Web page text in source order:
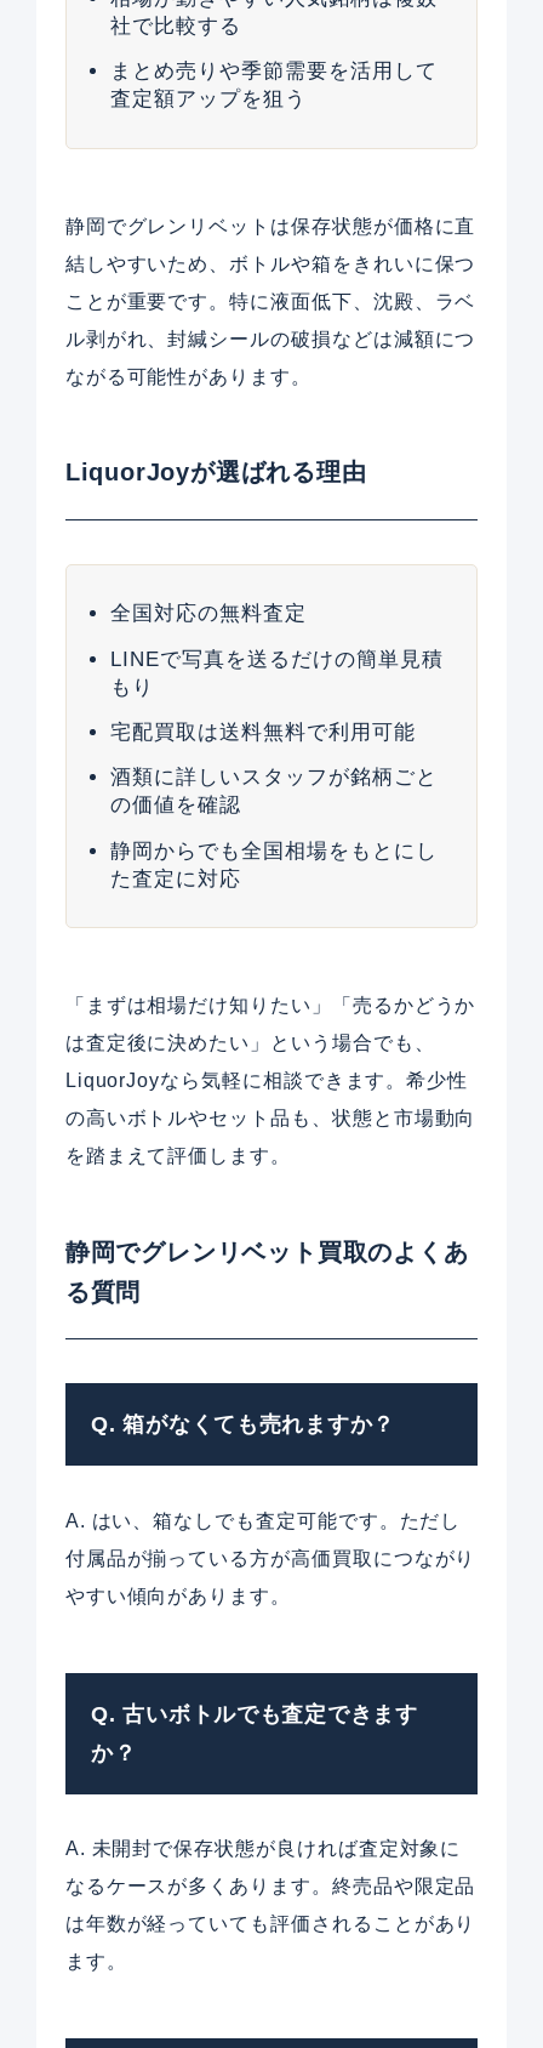
社で比較する
まとめ売りや季節需要を活用して
査定額アップを狙う
静岡でグレンリベットは保存状態が価格に直
結しやすいため、ボトルや箱をきれいに保つ
ことが重要です。特に液面低下、沈殿、ラベ
ル剥がれ、封緘シールの破損などは減額につ
ながる可能性があります。
LiquorJoyが選ばれる理由
全国対応の無料査定
LINEで写真を送るだけの簡単見積
もり
宅配買取は送料無料で利用可能
酒類に詳しいスタッフが銘柄ごと
の価値を確認
静岡からでも全国相場をもとにし
た査定に対応
「まずは相場だけ知りたい」「売るかどうか
は査定後に決めたい」という場合でも、
LiquorJoyなら気軽に相談できます。希少性
の高いボトルやセット品も、状態と市場動向
を踏まえて評価します。
静岡でグレンリベット買取のよくあ
る質問
Q. 箱がなくても売れますか？
A. はい、箱なしでも査定可能です。ただし
付属品が揃っている方が高価買取につながり
やすい傾向があります。
Q. 古いボトルでも査定できます
か？
A. 未開封で保存状態が良ければ査定対象に
なるケースが多くあります。終売品や限定品
は年数が経っていても評価されることがあり
ます。